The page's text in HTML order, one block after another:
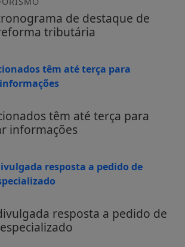
de destaque de
tributária
têm até terça para
informações
resposta a pedido de